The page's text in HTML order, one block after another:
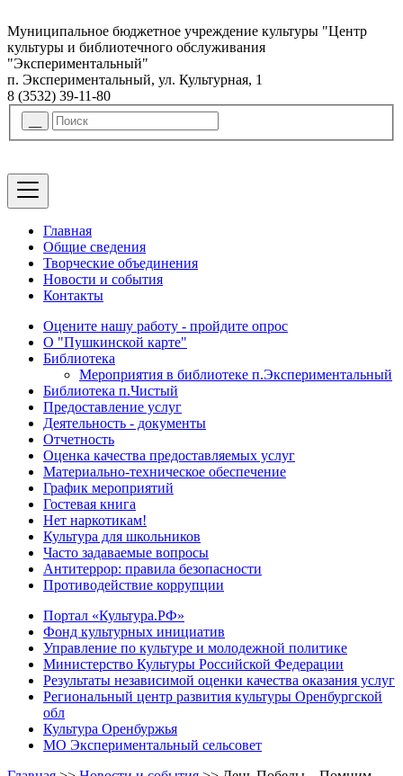
Муниципальное бюджетное учреждение культуры "Центр
культуры и библиотечного обслуживания
"Экспериментальный"
п. Экспериментальный, ул. Культурная, 1
8 (3532) 39-11-80
Главная
Общие сведения
Творческие объединения
Новости и события
Контакты
Оцените нашу работу - пройдите опрос
О "Пушкинской карте"
Библиотека
Мероприятия в библиотеке п.Экспериментальный
Библиотека п.Чистый
Предоставление услуг
Деятельность - документы
Отчетность
Оценка качества предоставляемых услуг
Материально-техническое обеспечение
График мероприятий
Гостевая книга
Нет наркотикам!
Культура для школьников
Часто задаваемые вопросы
Антитеррор: правила безопасности
Противодействие коррупции
Портал «Культура.РФ»
Фонд культурных инициатив
Управление по культуре и молодежной политике
Министерство Культуры Российской Федерации
Результаты независимой оценки качества оказания услуг
Региональный центр развития культуры Оренбургской
обл
Культура Оренбуржья
МО Экспериментальный сельсовет